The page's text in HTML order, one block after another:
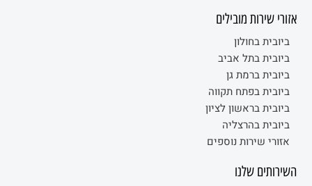
אזורי שירות מובילים
ביובית בחולון
ביובית בתל אביב
ביובית ברמת גן
ביובית בפתח תקווה
ביובית בראשון לציון
ביובית בהרצליה
אזורי שירות נוספים
השירותים שלנו